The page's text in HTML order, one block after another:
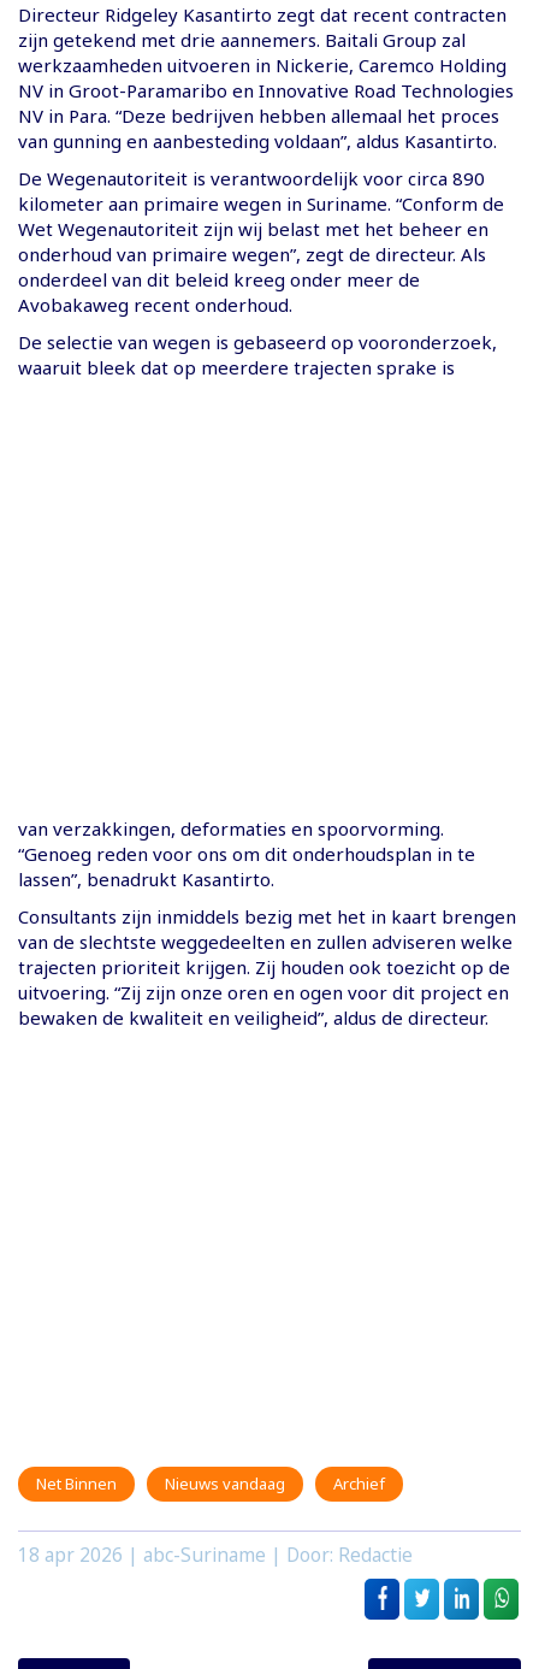
Directeur Ridgeley Kasantirto zegt dat recent contracten
zijn getekend met drie aannemers. Baitali Group zal
werkzaamheden uitvoeren in Nickerie, Caremco Holding
NV in Groot-Paramaribo en Innovative Road Technologies
NV in Para. “Deze bedrijven hebben allemaal het proces
van gunning en aanbesteding voldaan”, aldus Kasantirto.
De Wegenautoriteit is verantwoordelijk voor circa 890
kilometer aan primaire wegen in Suriname. “Conform de
Wet Wegenautoriteit zijn wij belast met het beheer en
onderhoud van primaire wegen”, zegt de directeur. Als
onderdeel van dit beleid kreeg onder meer de
Avobakaweg recent onderhoud.
De selectie van wegen is gebaseerd op vooronderzoek,
waaruit bleek dat op meerdere trajecten sprake is
van verzakkingen, deformaties en spoorvorming.
“Genoeg reden voor ons om dit onderhoudsplan in te
lassen”, benadrukt Kasantirto.
Consultants zijn inmiddels bezig met het in kaart brengen
van de slechtste weggedeelten en zullen adviseren welke
trajecten prioriteit krijgen. Zij houden ook toezicht op de
uitvoering. “Zij zijn onze oren en ogen voor dit project en
bewaken de kwaliteit en veiligheid”, aldus de directeur.
Net Binnen Nieuws vandaag Archief
18 apr 2026 | abc-Suriname | Door: Redactie